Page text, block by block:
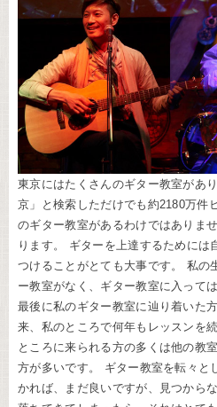
東京にはたくさんのギター教室があ
京」と検索しただけでも約2180万件
のギター教室があるわけではありま
ります。 ギターを上達するためには
つけることがとても大事です。 私の
ー教室がなく、ギター教室に入って
最後に私のギター教室に辿り着いた
来、私のところで何年もレッスンを
ところに来られる方の多くは他の教
方が多いです。 ギター教室を転々と
かれば、まだ良いですが、見つから